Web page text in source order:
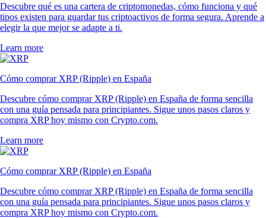
Descubre qué es una cartera de criptomonedas, cómo funciona y qué
tipos existen para guardar tus criptoactivos de forma segura. Aprende a
elegir la que mejor se adapte a ti.
Learn more
Cómo comprar XRP (Ripple) en España
Descubre cómo comprar XRP (Ripple) en España de forma sencilla
con una guía pensada para principiantes. Sigue unos pasos claros y
compra XRP hoy mismo con Crypto.com.
Learn more
Cómo comprar XRP (Ripple) en España
Descubre cómo comprar XRP (Ripple) en España de forma sencilla
con una guía pensada para principiantes. Sigue unos pasos claros y
compra XRP hoy mismo con Crypto.com.